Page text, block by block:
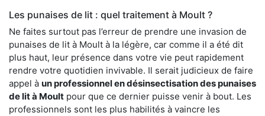
Les punaises de lit : quel traitement à Moult ?
Ne faites surtout pas l’erreur de prendre une invasion de
punaises de lit à Moult à la légère, car comme il a été dit
plus haut, leur présence dans votre vie peut rapidement
rendre votre quotidien invivable. Il serait judicieux de faire
appel à un professionnel en désinsectisation des punaises
de lit à Moult pour que ce dernier puisse venir à bout. Les
professionnels sont les plus habilités à vaincre les